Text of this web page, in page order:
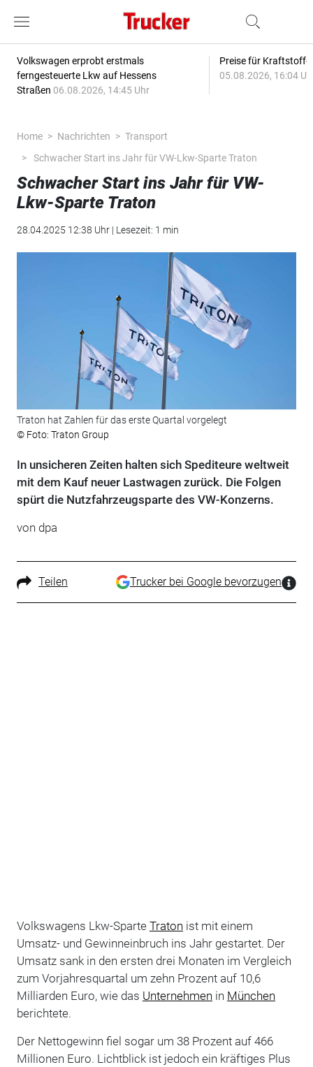
Volkswagen erprobt erstmals
ferngesteuerte Lkw auf Hessens
Straßen 06.08.2026, 14:45 Uhr
Preise für
05.08.2026, 16:04
Home Nachrichten
Transport
Schwacher Start ins Jahr für VW-Lkw-Sparte Traton
Schwacher Start ins Jahr für VW-
Lkw-Sparte Traton
28.04.2025 12:38 Uhr | Lesezeit: 1 min
Traton hat Zahlen für das erste Quartal vorgelegt
© Foto: Traton Group
In unsicheren Zeiten halten sich Spediteure weltweit
mit dem Kauf neuer Lastwagen zurück. Die Folgen
spürt die Nutzfahrzeugsparte des VW-Konzerns.
von dpa
Teilen Trucker bei Google bevorzugen
Volkswagens Lkw-Sparte Traton ist mit einem
Umsatz- und Gewinneinbruch ins Jahr gestartet. Der
Umsatz sank in den ersten drei Monaten im Vergleich
zum Vorjahresquartal um zehn Prozent auf 10,6
Milliarden Euro, wie das Unternehmen in München
berichtete.
Der Nettogewinn fiel sogar um 38 Prozent auf 466
Millionen Euro. Lichtblick ist jedoch ein kräftiges Plus